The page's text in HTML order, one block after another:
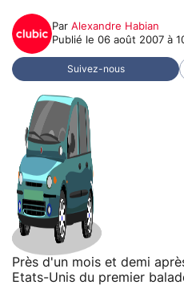
Par Alexandre Habian
Publié le 06 août 2007 à
Suivez-nous
Près d'un mois et demi
Etats-Unis du premier